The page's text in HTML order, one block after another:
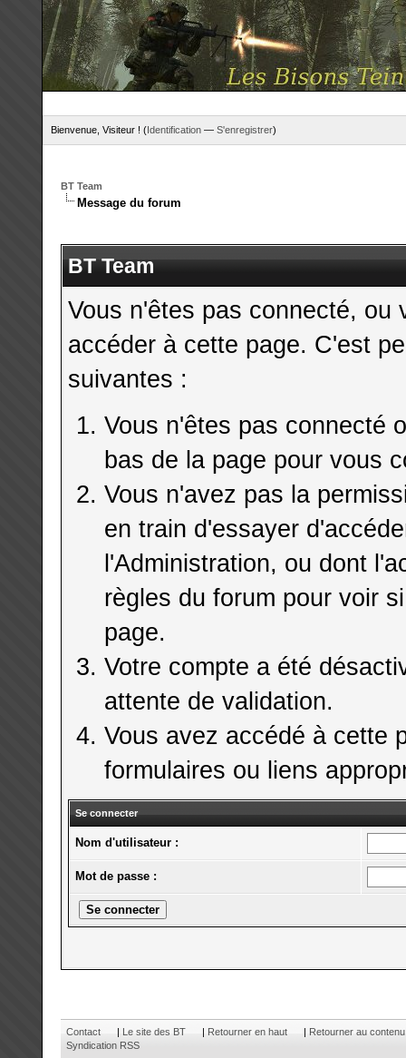
Bienvenue, Visiteur ! (Identification— S'enregistrer)
BT Team
Message du forum
BT Team
Vous n'êtes pas connecté, ou
accéder à cette page. C'est
suivantes :
Vous n'êtes pas connecté
bas de la page pour vous
Vous n'avez pas la
en train d'essayer
l'Administration, ou dont
règles du forum pour voir
page.
Votre compte a été
attente de validation.
Vous avez accédé à cette
formulaires ou liens
Se connecter
Nom d'utilisateur :
Mot de passe :
Contact | Le site des BT | Retourner en haut | Retourner au contenu
Syndication RSS